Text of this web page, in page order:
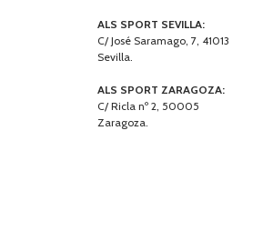
ALS SPORT SEVILLA:
C/ José Saramago, 7, 41013
Sevilla.
ALS SPORT ZARAGOZA:
C/ Ricla nº 2, 50005
Zaragoza.